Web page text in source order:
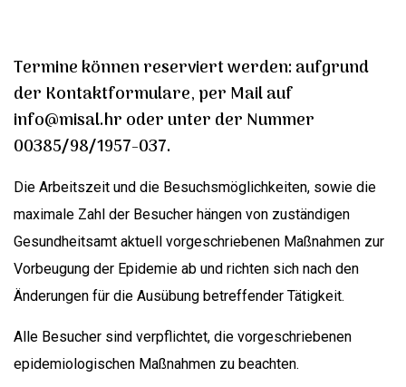
Termine können reserviert werden: aufgrund
der Kontaktformulare, per Mail auf
info@misal.hr oder unter der Nummer
00385/98/1957-037.
Die Arbeitszeit und die Besuchsmöglichkeiten, sowie die
maximale Zahl der Besucher hängen von zuständigen
Gesundheitsamt aktuell vorgeschriebenen Maßnahmen zur
Vorbeugung der Epidemie ab und richten sich nach den
Änderungen für die Ausübung betreffender Tätigkeit.
Alle Besucher sind verpflichtet, die vorgeschriebenen
epidemiologischen Maßnahmen zu beachten.